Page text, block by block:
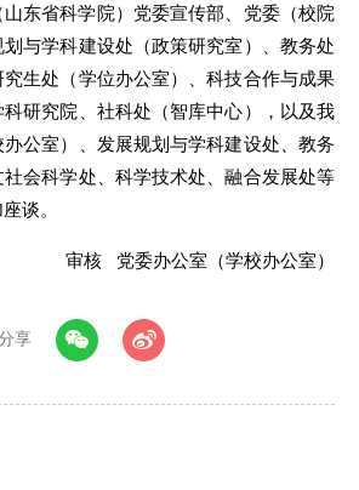
东省科学院）党委宣传部、党委（校院
与学科建设处（政策研究室）、教务处
究生处（学位办公室）、科技合作与成果
研究院、社科处（智库中心），以及我
公室）、发展规划与学科建设处、教务
会科学处、科学技术处、融合发展处等
谈。
审核 党委办公室（学校办公室）
享